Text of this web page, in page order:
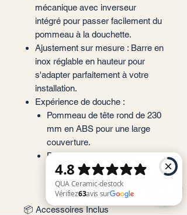
mécanique avec inverseur
intégré pour passer facilement du
pommeau à la douchette.
Ajustement sur mesure : Barre en
inox réglable en hauteur pour
s'adapter parfaitement à votre
installation.
Expérience de douche :
Pommeau de tête rond de 230
mm en ABS pour une large
couverture.
Douchette à main avec
support, offrant 3 jets
réglables selon vos envies.
📦 Accessoires Inclus